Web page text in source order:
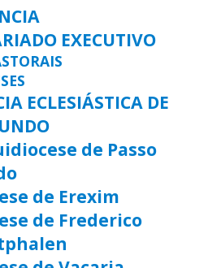
EXECUTIVO
ECLESIÁSTICA DE
de Passo
de Erexim
de Frederico